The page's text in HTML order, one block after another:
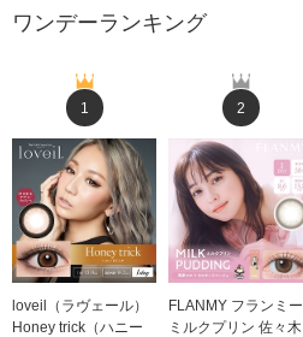
ワンデーランキング
1
loveil（ラヴェール）
Honey trick（ハニー
2
FLANMY フランミー
ミルクプリン 佐々木